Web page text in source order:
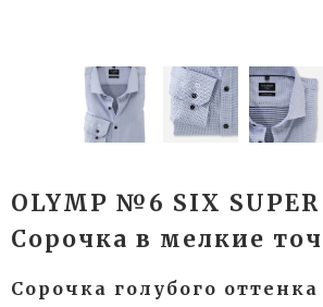
OLYMP №6 SIX
Сорочка в мелкие
Сорочка голубого